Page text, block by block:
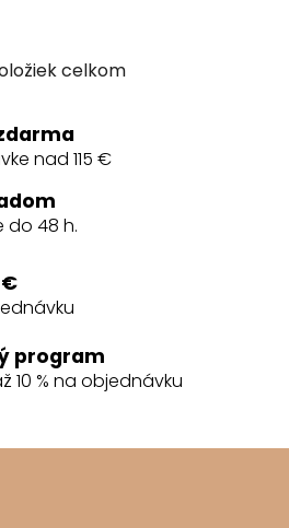
O
l
á
a
c
p
r
v
k
y
ý
celkom
nad 115 €
do 48 h.
€
program
10 % na objednávku